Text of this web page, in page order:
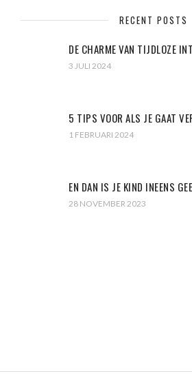
RECENT POSTS
DE CHARME VAN TIJDLOZE
3 JULI 2024
5 TIPS VOOR ALS JE GAAT
1 FEBRUARI 2024
EN DAN IS JE KIND INEENS
28 NOVEMBER 2023